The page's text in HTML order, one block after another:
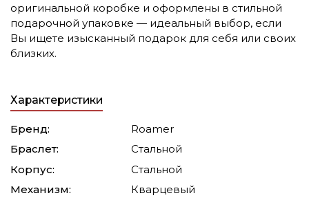
оригинальной коробке и оформлены в стильной
подарочной упаковке — идеальный выбор, если
Вы ищете изысканный подарок для себя или своих
близких.
Характеристики
Бренд:
Roamer
Браслет:
Стальной
Корпус:
Стальной
Механизм:
Кварцевый